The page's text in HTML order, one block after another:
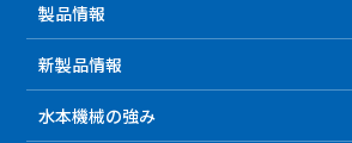
製品情報
新製品情報
水本機械の強み